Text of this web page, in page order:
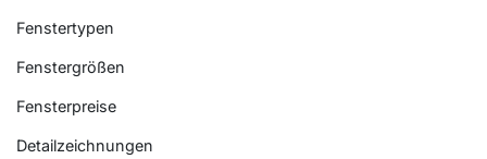
Fenstertypen
Fenstergrößen
Fensterpreise
Detailzeichnungen